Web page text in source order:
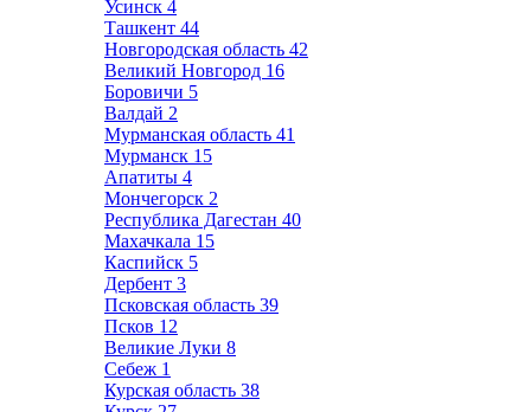
Усинск 4
Ташкент 44
Новгородская область 42
Великий Новгород 16
Боровичи 5
Валдай 2
Мурманская область 41
Мурманск 15
Апатиты 4
Мончегорск 2
Республика Дагестан 40
Махачкала 15
Каспийск 5
Дербент 3
Псковская область 39
Псков 12
Великие Луки 8
Себеж 1
Курская область 38